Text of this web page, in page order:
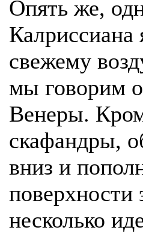
Опять же,
Калриссиана
свежему
мы говорим о
Венеры.
скафандры,
вниз и
поверхности
несколько